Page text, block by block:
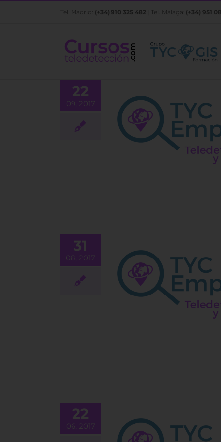
Saltar
Tel. Madrid: (+34) 910 325 482 | Tel. Málaga: (+34) 951
22
09, 2017
técnico Agrícola
31
08, 2017
– UAVs/Target
22
06, 2017